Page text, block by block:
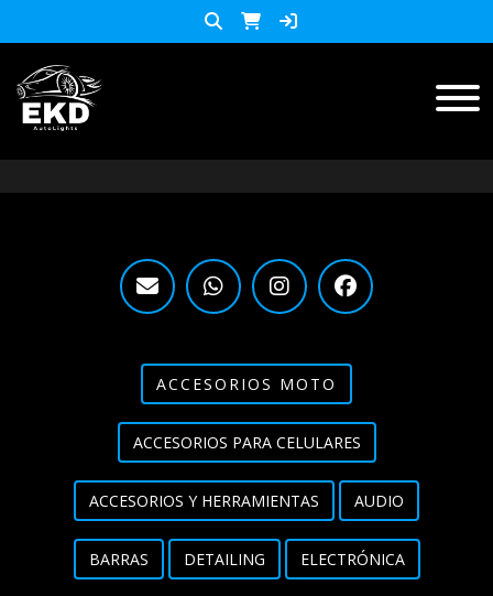
ACCESORIOS MOTO
Accesorios y herramientas
Audio
Barras
Detailing
Electrónica
Lista de PreciosACCESORIOS MOTO
ACCESORIOS PARA CELULARES
ACCESORIOS Y HERRAMIENTAS AUDIO
BARRAS DETAILING ELECTRÓNICA